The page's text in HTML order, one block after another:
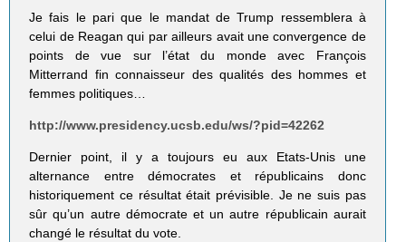
Je fais le pari que le mandat de Trump ressemblera à
celui de Reagan qui par ailleurs avait une convergence de
points de vue sur l’état du monde avec François
Mitterrand fin connaisseur des qualités des hommes et
femmes politiques…
http://www.presidency.ucsb.edu/ws/?pid=42262
Dernier point, il y a toujours eu aux Etats-Unis une
alternance entre démocrates et républicains donc
historiquement ce résultat était prévisible. Je ne suis pas
sûr qu’un autre démocrate et un autre républicain aurait
changé le résultat du vote.